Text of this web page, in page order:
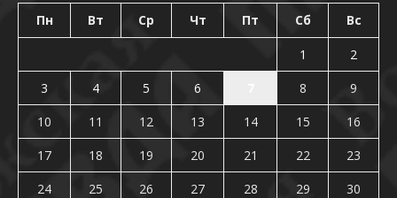
Пн Вт Ср Чт Пт Сб Вс
1
2
3
4 5 6 8
9
10
11 12 13 14 15
16
17
18 19 20 21 22
23
24
25 26 27 28 29
30